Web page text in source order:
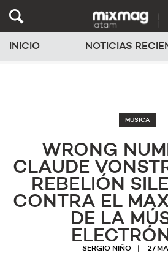
INICIO NOTICIAS
MUSICA
WRONG
CLAUDE
REBELIÓN
CONTRA EL
DE LA
SERGIO NIÑO 27